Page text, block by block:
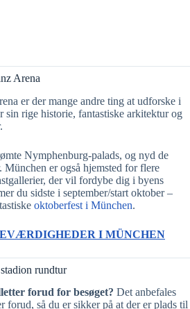
Arena
er der mange andre ting at udforske i
rige historie, fantastiske arkitektur og
Nymphenburg-palads, og nyd de
München er også hjemsted for flere
der vil fordybe dig i byens
du sidste i september/start oktober –
oktoberfest i München.
I MÜNCHEN
rundtur
forud for besøget? Det anbefales
forud, så du er sikker på at der er plads til